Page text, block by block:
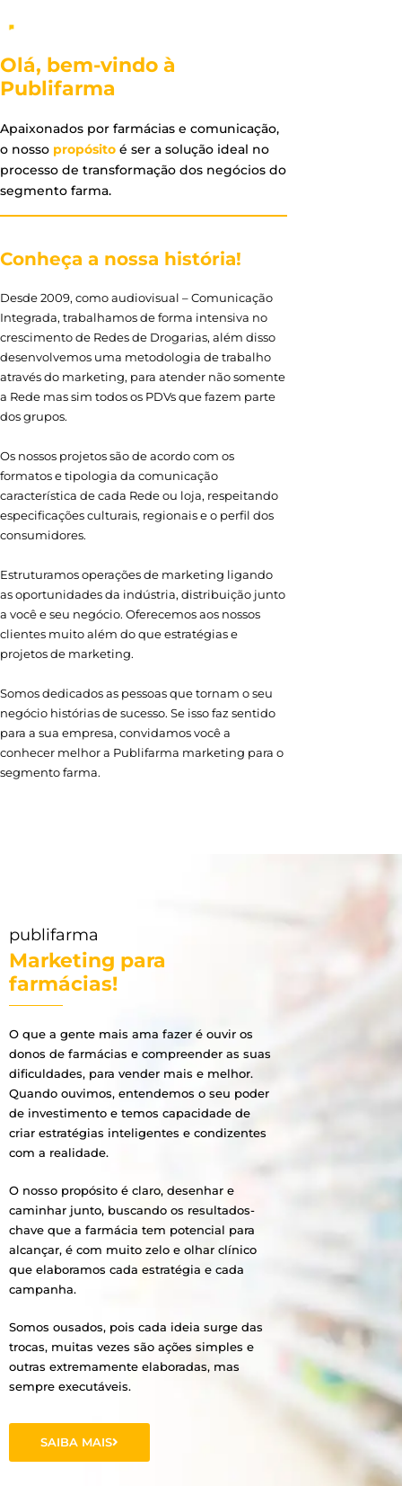
Olá, bem-vindo à
Publifarma
Apaixonados por farmácias e comunicação,
o nosso propósito é ser a solução ideal no
processo de transformação dos negócios do
segmento farma.
Conheça a nossa história!
Desde 2009, como audiovisual – Comunicação
Integrada, trabalhamos de forma intensiva no
crescimento de Redes de Drogarias, além disso
desenvolvemos uma metodologia de trabalho
através do marketing, para atender não somente
a Rede mas sim todos os PDVs que fazem parte
dos grupos.
Os nossos projetos são de acordo com os
formatos e tipologia da comunicação
característica de cada Rede ou loja, respeitando
especificações culturais, regionais e o perfil dos
consumidores.
Estruturamos operações de marketing ligando
as oportunidades da indústria, distribuição junto
a você e seu negócio. Oferecemos aos nossos
clientes muito além do que estratégias e
projetos de marketing.
Somos dedicados as pessoas que tornam o seu
negócio histórias de sucesso. Se isso faz sentido
para a sua empresa, convidamos você a
conhecer melhor a Publifarma marketing para o
segmento farma.
publifarma
Marketing para
farmácias!
O que a gente mais ama fazer é ouvir os
donos de farmácias e compreender as suas
dificuldades, para vender mais e melhor.
Quando ouvimos, entendemos o seu poder
de investimento e temos capacidade de
criar estratégias inteligentes e condizentes
com a realidade.
O nosso propósito é claro, desenhar e
caminhar junto, buscando os resultados-
chave que a farmácia tem potencial para
alcançar, é com muito zelo e olhar clínico
que elaboramos cada estratégia e cada
campanha.
Somos ousados, pois cada ideia surge das
trocas, muitas vezes são ações simples e
outras extremamente elaboradas, mas
sempre executáveis.
SAIBA MAIS